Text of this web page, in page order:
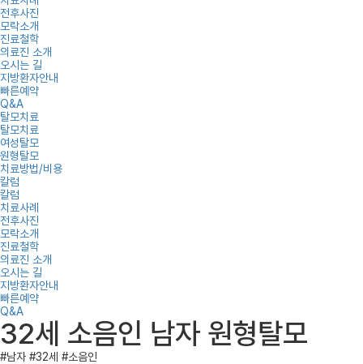
전후사진
모락소개
진료철학
의료진 소개
오시는 길
지방환자안내
빠른예약
Q&A
탈모치료
탈모치료
여성탈모
원형탈모
치료방법/비용
칼럼
칼럼
치료사례
전후사진
모락소개
진료철학
의료진 소개
오시는 길
지방환자안내
빠른예약
Q&A
32세 소음인 남자 원형탈모
#남자 #32세 #소음인